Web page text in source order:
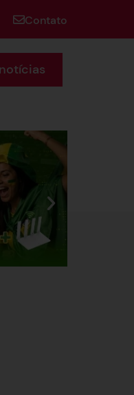
Contato